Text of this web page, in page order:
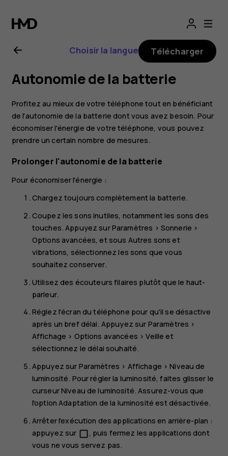
Guide
de
l'utilisateur
Nokia
7
Plus
Choisir la langue Télécharger
Autonomie de la batterie
Profitez au mieux de votre téléphone tout en bénéficiant
de l'autonomie de la batterie dont vous avez besoin. Pour
économiser l'énergie de votre téléphone, vous pouvez
prendre un certain nombre de mesures.
Prolonger l'autonomie de la batterie
Pour économiser l'énergie :
Chargez toujours complètement la batterie.
Coupez les sons inutiles, notamment les sons des
touches. Appuyez surParamètres > Sonnerie >
Options avancées, et sous Autres sons et
vibrations, sélectionnez les sons que vous
souhaitez conserver.
Utilisez des écouteurs filaires plutôt que le haut-
parleur.
Réglez l'écran du téléphone pour qu'il se désactive
après un bref délai. Appuyez sur Paramètres >
Affichage > Options avancées >Veille et
sélectionnez le délai souhaité.
Appuyez sur Paramètres > Affichage >Niveau de
luminosité. Pour régler la luminosité, faites glisser le
curseur Niveau de luminosité. Assurez-vous que
l'optionAdaptation de la luminosité est désactivée.
Arrêter l'exécution des applications en arrière-plan :
appuyez sur check_box_outline_blank, puis fermez les applications dont
vous ne vous servez pas.